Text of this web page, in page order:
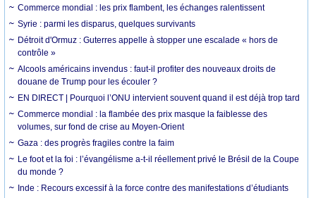
Commerce mondial : les prix flambent, les échanges ralentissent
Syrie : parmi les disparus, quelques survivants
Détroit d'Ormuz : Guterres appelle à stopper une escalade « hors de
contrôle »
Alcools américains invendus : faut-il profiter des nouveaux droits de
douane de Trump pour les écouler ?
EN DIRECT | Pourquoi l’ONU intervient souvent quand il est déjà trop tard
Commerce mondial : la flambée des prix masque la faiblesse des
volumes, sur fond de crise au Moyen-Orient
Gaza : des progrès fragiles contre la faim
Le foot et la foi : l’évangélisme a-t-il réellement privé le Brésil de la Coupe
du monde ?
Inde : Recours excessif à la force contre des manifestations d’étudiants